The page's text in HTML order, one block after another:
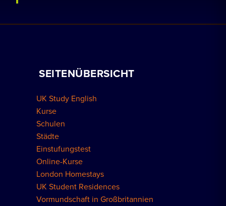
Schulen anzeigen
Eine Gastfamilie buchen
Gruppenbuchungen
So buchen Sie
Wohnungen in London
SEITENÜBERSICHT
UK Study English
Kurse
Schulen
Städte
Einstufungstest
Online-Kurse
London Homestays
UK Student Residences
Vormundschaft in Großbritannien